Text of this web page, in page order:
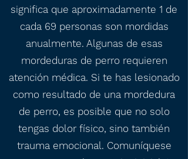
significa que aproximadamente 1 de
cada 69 personas son mordidas
anualmente. Algunas de esas
mordeduras de perro requieren
atención médica. Si te has lesionado
como resultado de una mordedura
de perro, es posible que no solo
tengas dolor físico, sino también
trauma emocional. Comuníquese